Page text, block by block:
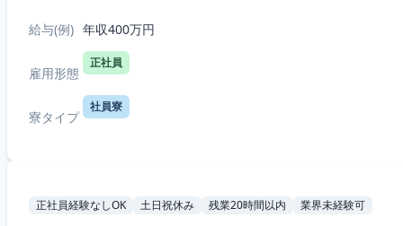
給与(例) 年収400万円
雇用形態
正社員
寮タイプ
社員寮
正社員経験なしOK 土日祝休み 残業20時間以内 業界未経験可